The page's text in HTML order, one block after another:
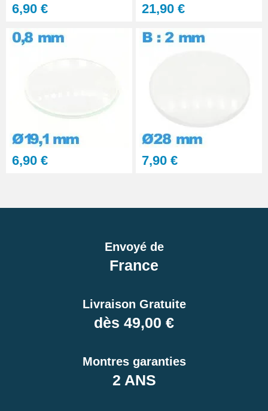
6,90 € 21,90 €
6,90 € 7,90 €
Envoyé de
France
Livraison Gratuite
dès 49,00 €
Montres garanties
2 ANS